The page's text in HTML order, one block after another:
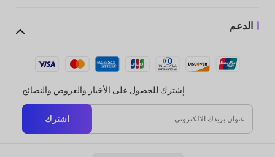
الدعم
إشترك للحصول على الأخبار والعروض والنصائح
اشترك